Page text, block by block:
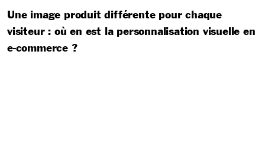
Une image produit différente pour chaque
visiteur : où en est la personnalisation visuelle en
e-commerce ?